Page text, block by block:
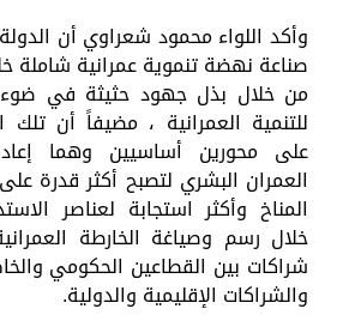
وأكد اللواء محمود شعراوي أن
صناعة نهضة تنموية عمرانية شاملة
من خلال بذل جهود حثيثة في ضوء
للتنمية العمرانية ، مضيفاً أن تلك
على محورين أساسيين وهما
العمران البشري لتصبح أكثر قدرة
المناخ وأكثر استجابة لعناصر
خلال رسم وصياغة الخارطة
شراكات بين القطاعين الحكومي
والشراكات الإقليمية والدولية.